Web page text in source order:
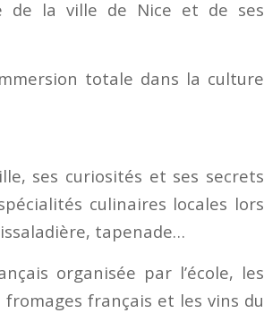
de la ville de Nice et de ses
totale dans la culture
ses curiosités et ses secrets
culinaires locales lors
tapenade…
organisée par l’école, les
français et les vins du